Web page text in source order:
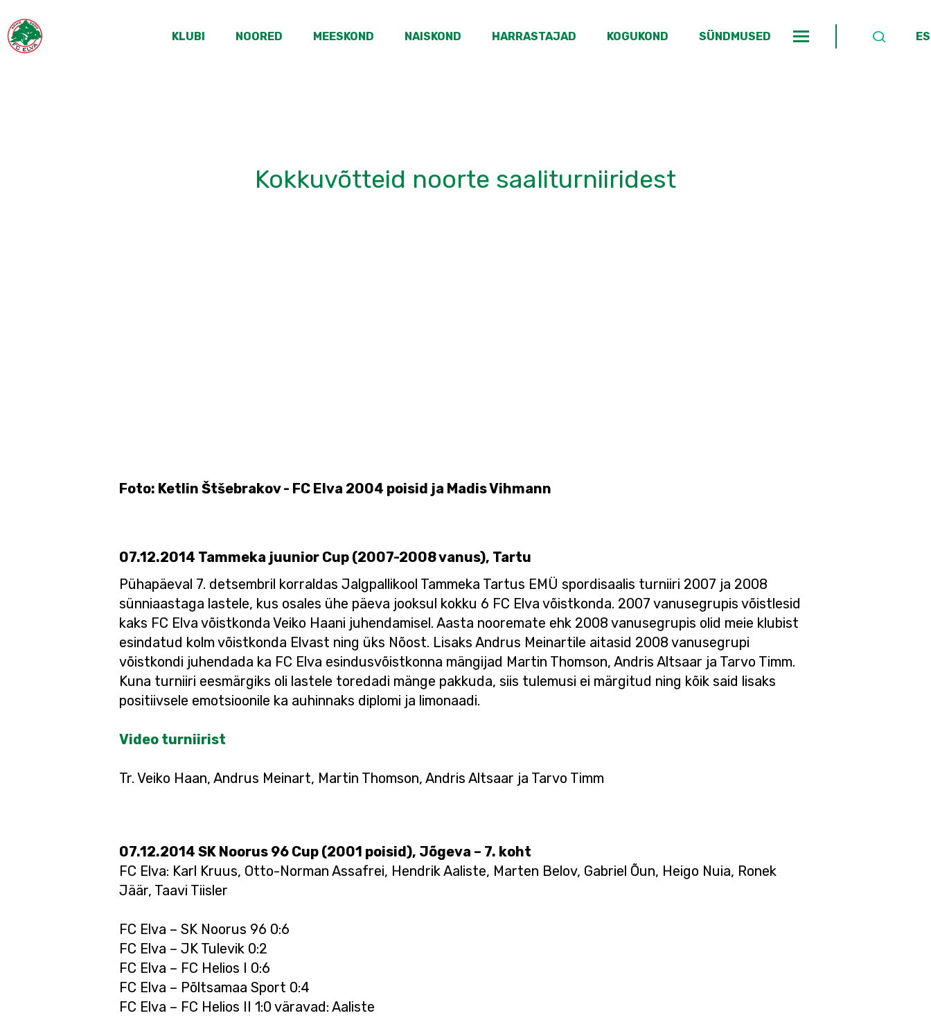
KLUBI NOORED MEESKOND NAISKOND HARRASTAJAD KOGUKOND SÜNDMUSED
Kokkuvõtteid noorte saaliturniiridest
Foto: Ketlin Štšebrakov - FC Elva 2004 poisid ja Madis Vihmann
07.12.2014 Tammeka juunior Cup (2007-2008 vanus), Tartu
Pühapäeval 7. detsembril korraldas Jalgpallikool Tammeka Tartus EMÜ spordisaalis turniiri 2007 ja 2008
sünniaastaga lastele, kus osales ühe päeva jooksul kokku 6 FC Elva võistkonda. 2007 vanusegrupis võistlesid
kaks FC Elva võistkonda Veiko Haani juhendamisel. Aasta nooremate ehk 2008 vanusegrupis olid meie klubist
esindatud kolm võistkonda Elvast ning üks Nõost. Lisaks Andrus Meinartile aitasid 2008 vanusegrupi
võistkondi juhendada ka FC Elva esindusvõistkonna mängijad Martin Thomson, Andris Altsaar ja Tarvo Timm.
Kuna turniiri eesmärgiks oli lastele toredadi mänge pakkuda, siis tulemusi ei märgitud ning kõik said lisaks
positiivsele emotsioonile ka auhinnaks diplomi ja limonaadi.
Video turniirist
Tr. Veiko Haan, Andrus Meinart, Martin Thomson, Andris Altsaar ja Tarvo Timm
07.12.2014 SK Noorus 96 Cup (2001 poisid), Jõgeva – 7. koht
FC Elva: Karl Kruus, Otto-Norman Assafrei, Hendrik Aaliste, Marten Belov, Gabriel Õun, Heigo Nuia, Ronek
Jäär, Taavi Tiisler
FC Elva – SK Noorus 96 0:6
FC Elva – JK Tulevik 0:2
FC Elva – FC Helios I 0:6
FC Elva – Põltsamaa Sport 0:4
FC Elva – FC Helios II 1:0 väravad: Aaliste